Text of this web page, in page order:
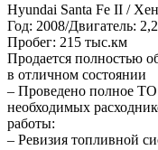
Hyundai Santa Fe II /
Год: 2008/Двигатель:
Пробег: 215 тыс.км
Продается полностью
в отличном состоянии
– Проведено полное ТО
необходимых
работы:
– Ревизия топливной